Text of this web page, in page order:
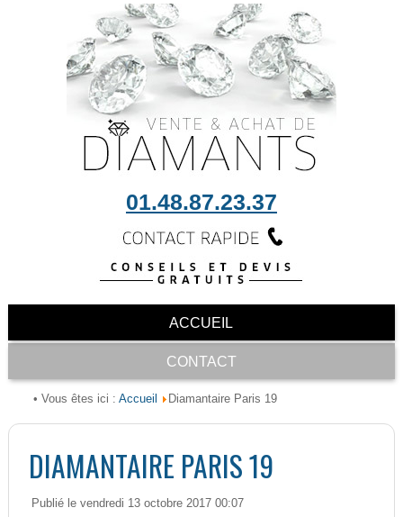
01.48.87.23.37
ACCUEIL
CONTACT
• Vous êtes ici : Accueil Diamantaire Paris 19
DIAMANTAIRE PARIS 19
Publié le vendredi 13 octobre 2017 00:07